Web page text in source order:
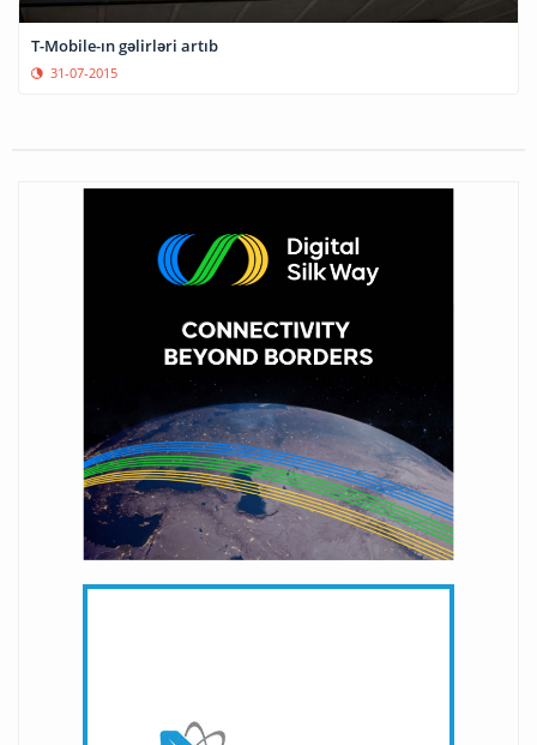
T-Mobile-ın gəlirləri artıb
31-07-2015